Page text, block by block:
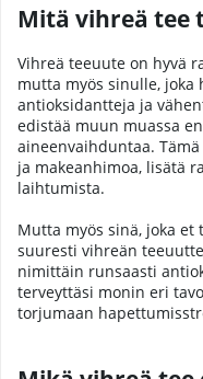
Mitä vihreä tee
Vihreä teeuute on hyvä
mutta myös sinulle, joka
antioksidantteja ja
edistää muun muassa
aineenvaihduntaa.
ja makeanhimoa, lisätä
laihtumista.
Mutta myös sinä, joka
suuresti vihreän
nimittäin runsaasti
terveyttäsi monin eri
torjumaan